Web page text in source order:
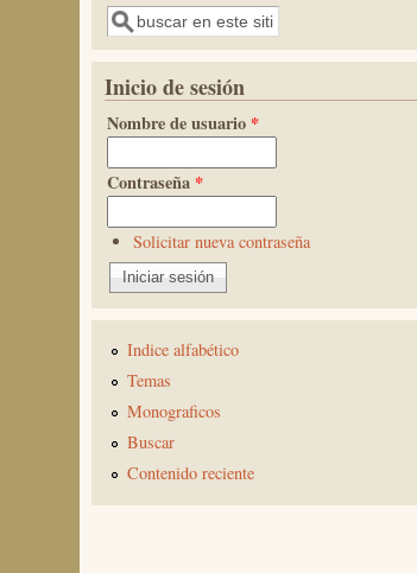
Buscar
Inicio de sesión
Nombre de usuario *
Contraseña *
Solicitar nueva contraseña
Indice alfabético
Temas
Monograficos
Buscar
Contenido reciente